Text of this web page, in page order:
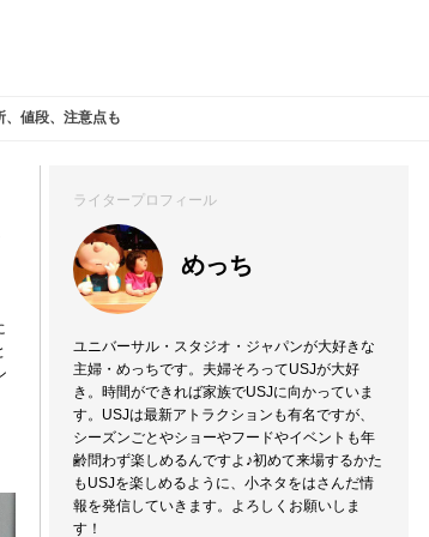
、値段、注意点も
ライタープロフィール
めっち
ユニバーサル・スタジオ・ジャパンが大好きな
主婦・めっちです。夫婦そろってUSJが大好
き。時間ができれば家族でUSJに向かっていま
す。USJは最新アトラクションも有名ですが、
シーズンごとやショーやフードやイベントも年
齢問わず楽しめるんですよ♪初めて来場するかた
もUSJを楽しめるように、小ネタをはさんだ情
報を発信していきます。よろしくお願いしま
す！